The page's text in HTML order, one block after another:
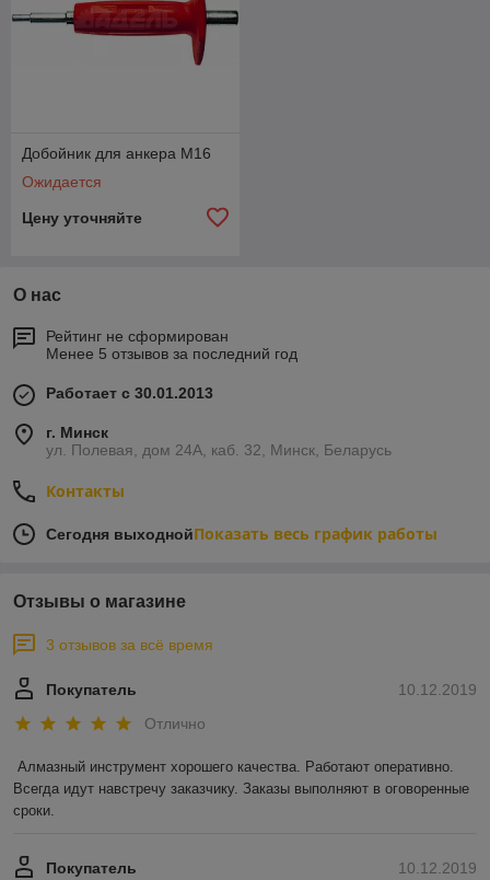
стоят очень дорого. Но производитель не рекомендует
использовать с оборудованием коронки от других
производителей.
И именно адаптер позволяет применять коронки, не
внося изменения в конструкцию самого агрегата.
Главными преимуществами подобных адаптеров
являются:
В нашем каталоге вы найдете большой выбор
ответят на все ваши вопросы и помогут сделать
приспособления, вы можете сэкономить существенные
средства.
Добойник для анкера M16
Ожидается
Цену уточняйте
О нас
Рейтинг не сформирован
Менее 5 отзывов за последний год
Работает с 30.01.2013
г. Минск
ул. Полевая, дом 24А, каб. 32, Минск, Беларусь
Контакты
Сегодня выходнойПоказать весь график работы
Отзывы о магазине
3 отзывов за всё время
10.12.2019
Покупатель
Отлично
Алмазный инструмент хорошего качества. Работают оперативно.
Всегда идут навстречу заказчику. Заказы выполняют в оговоренные
сроки.
10.12.2019
Покупатель